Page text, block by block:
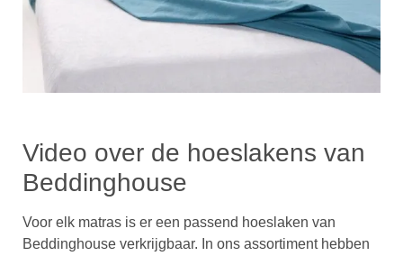
Video over de hoeslakens van
Beddinghouse
Voor elk matras is er een passend hoeslaken van
Beddinghouse verkrijgbaar. In ons assortiment hebben